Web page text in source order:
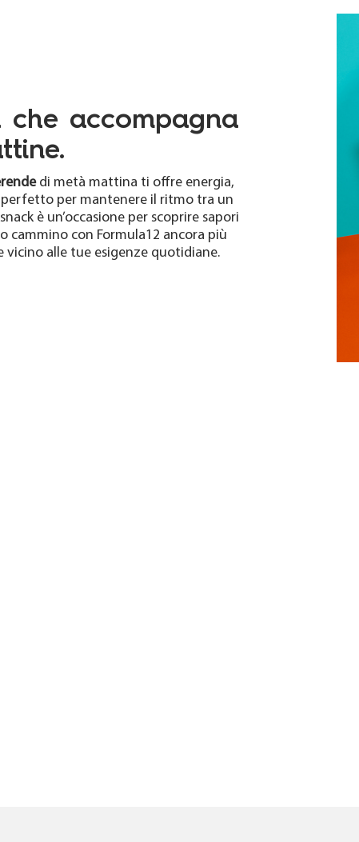
che accompagna
di metà mattina ti offre energia,
per mantenere il ritmo tra un
è un’occasione per scoprire sapori
cammino con Formula12 ancora più
vicino alle tue esigenze quotidiane.